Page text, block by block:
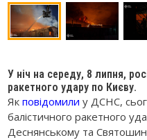
У ніч на середу, 8 липня,
ракетного удару по Києву.
Якповідомили у ДСНС,
балістичного ракетного
Деснянському та